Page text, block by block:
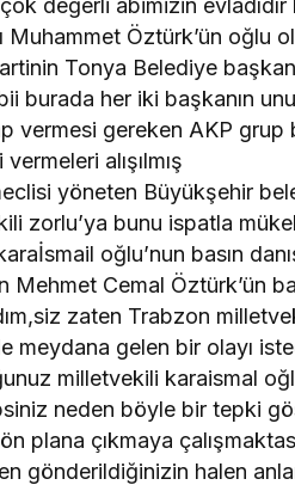
değerli abimizin
Öztürk’ün oğlu
Tonya Belediye
burada her iki başkanın
vermesi gereken AKP
alışılmış
yöneten Büyükşehir
zorlu’ya bunu ispatla
oğlu’nun basın
Cemal Öztürk’ün
zaten Trabzon
meydana gelen bir olayı
milletvekili karaismal
neden böyle bir tepki
plana çıkmaya
gönderildiğinizin halen